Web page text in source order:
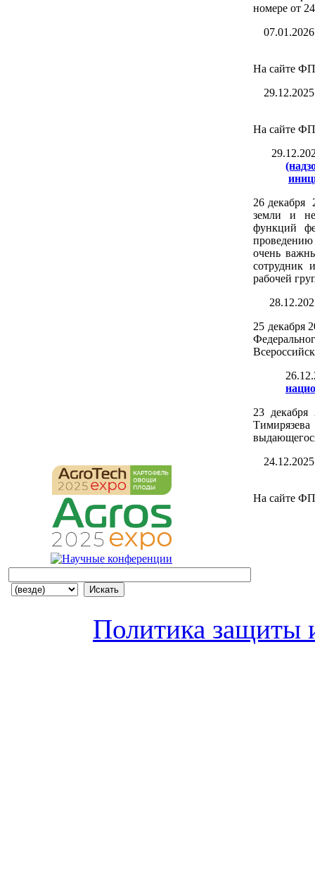
номере от
07.01.2026
На сайте
29.12.2025
На сайте
26 декабря
земли и
функций
проведению
очень
сотрудник
рабочей
25 декабря
23
24.12.2025
На сайте
Политика защиты